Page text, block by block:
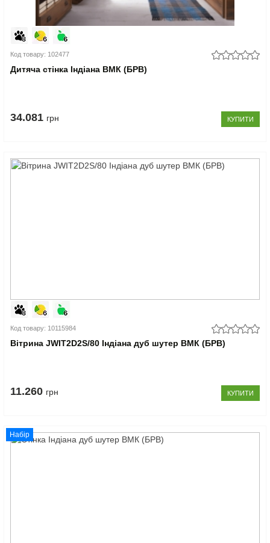
Код товару: 102477
Дитяча стінка Індіана ВМК (БРВ)
34.081 грн КУПИТИ
Код товару: 10115984
Вітрина JWIT2D2S/80 Індіана дуб шутер ВМК (БРВ)
11.260 грн КУПИТИ
Набір